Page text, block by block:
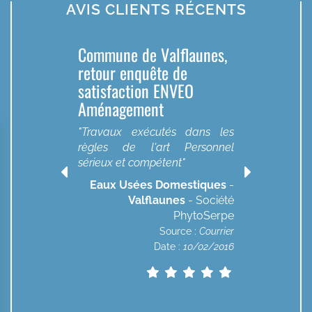
AVIS CLIENTS RÉCENTS
Commune de Valflaunes,
retour enquête de
satisfaction ENVEO
Aménagement
"Travaux exécutés dans les
règles de l'art Personnel
sérieux et compétent"
Eaux Usées Domestiques -
Valflaunes - Société
PhytoSerpe
Source : Courrier
Date : 10/02/2016